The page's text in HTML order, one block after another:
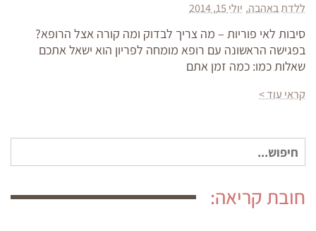
ללדת באהבה יולי 15, 2014
סיבות לאי פוריות – מה צריך לבדוק ומה קורה אצל הרופא?
בפגישה הראשונה עם רופא מומחה לפריון הוא ישאל אתכם
שאלות כמו: כמה זמן אתם
קראי עוד >
חיפוש
עבור:
חובת קריאה: